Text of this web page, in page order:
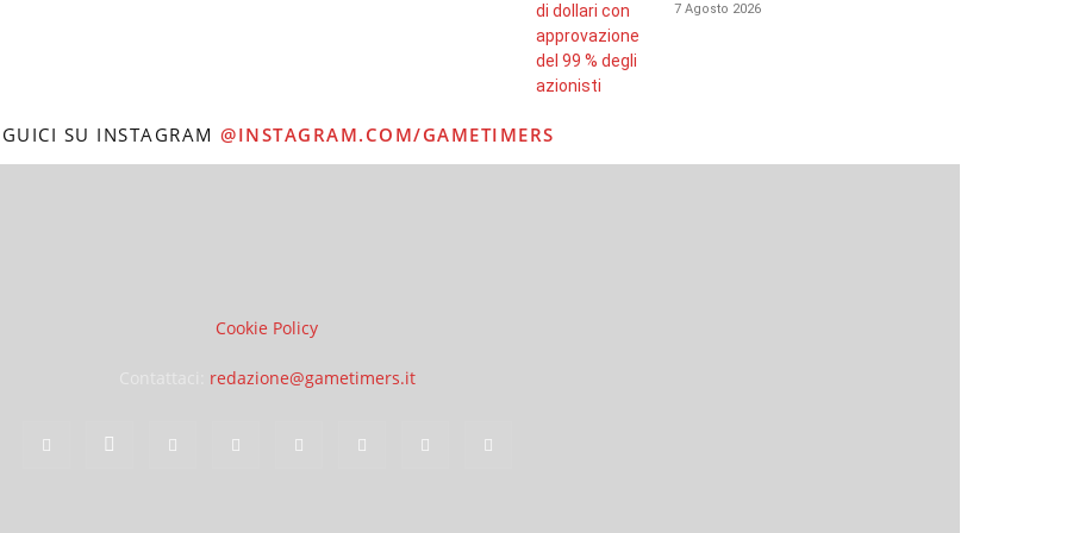
7 Agosto 2026
SU INSTAGRAM @INSTAGRAM.COM/GAMETIMERS
Cookie Policy
redazione@gametimers.it